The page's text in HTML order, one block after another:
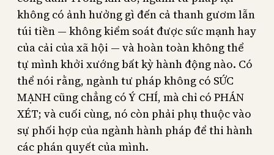
không có ảnh hưởng gì đến cả thanh gươm lẫn
túi tiền — không kiểm soát được sức mạnh hay
của cải của xã hội — và hoàn toàn không thể
tự mình khởi xướng bất kỳ hành động nào. Có
thể nói rằng, ngành tư pháp không có SỨC
MẠNH cũng chẳng có Ý CHÍ, mà chỉ có PHÁN
XÉT; và cuối cùng, nó còn phải phụ thuộc vào
sự phối hợp của ngành hành pháp để thi hành
các phán quyết của mình.